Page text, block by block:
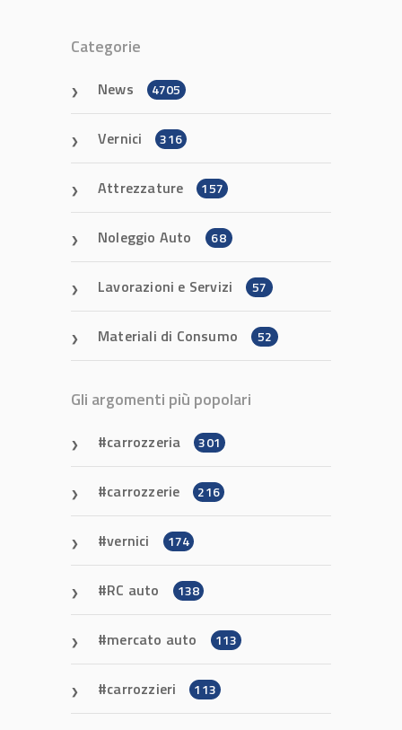
Categorie
News 4705
Vernici 316
Attrezzature 157
Noleggio Auto 68
Lavorazioni e Servizi 57
Materiali di Consumo 52
Gli argomenti più popolari
carrozzeria 301
carrozzerie 216
vernici 174
RC auto 138
mercato auto 113
carrozzieri 113